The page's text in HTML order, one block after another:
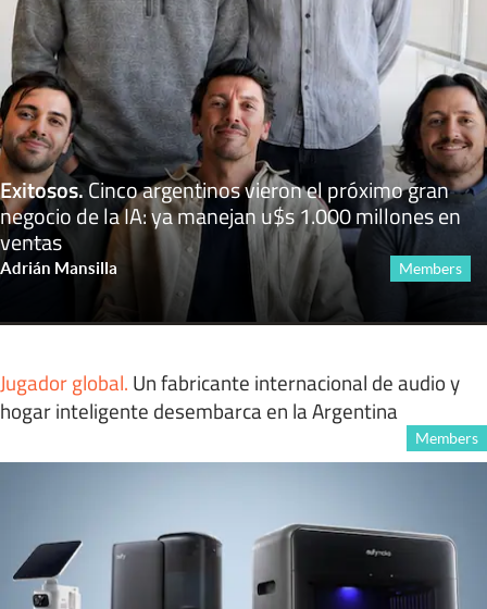
Exitosos.Cinco argentinos vieron el próximo gran
negocio de la IA: ya manejan u$s 1.000 millones en
ventas
Adrián Mansilla Members
Jugador global. Un fabricante internacional de audio y
hogar inteligente desembarca en la Argentina
Members